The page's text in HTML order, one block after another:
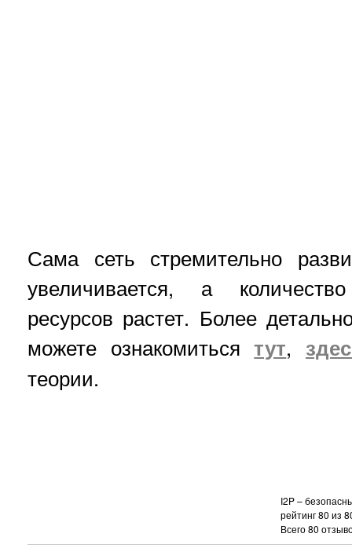
Сама сеть стремительно
увеличивается, а
ресурсов растет. Более
можете ознакомитьсятут,
теории.
I2P –
рейтинг80 из
Всего80